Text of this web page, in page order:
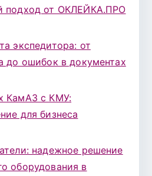
подход от ОКЛЕЙКА.ПРО
экспедитора: от
до ошибок в документах
КамАЗ с КМУ:
для бизнеса
надежное решение
оборудования в